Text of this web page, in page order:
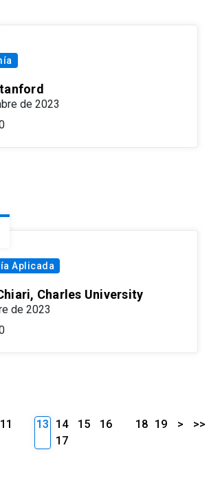
de 2023
Aplicada
Charles University
de 2023
11
13 14 15
16
17
18 19 > >>